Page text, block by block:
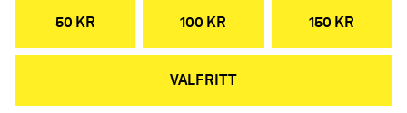
50 KR 100 KR 150 KR
VALFRITT